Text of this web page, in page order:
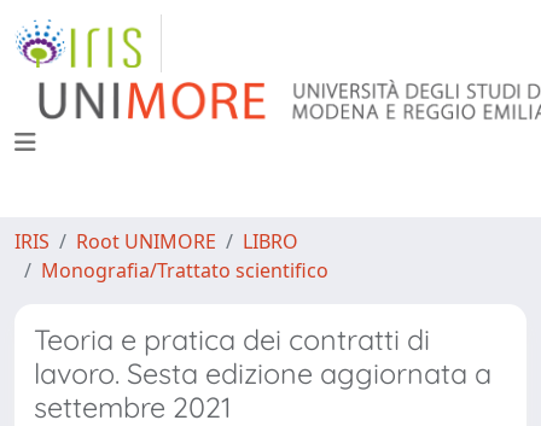
IRIS Root UNIMORE
LIBRO
Monografia/Trattato scientifico
Teoria e pratica dei contratti di
lavoro. Sesta edizione aggiornata a
settembre 2021